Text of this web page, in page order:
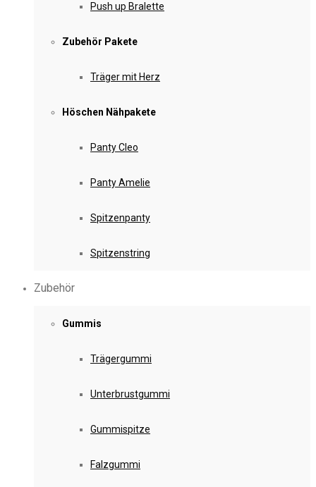
Push up Bralette
Zubehör Pakete
Träger mit Herz
Höschen Nähpakete
Panty Cleo
Panty Amelie
Spitzenpanty
Spitzenstring
Zubehör
Gummis
Trägergummi
Unterbrustgummi
Gummispitze
Falzgummi